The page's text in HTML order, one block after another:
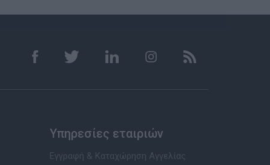
Υπηρεσίες εταιριών
Εγγραφή & Καταχώρηση Αγγελίας